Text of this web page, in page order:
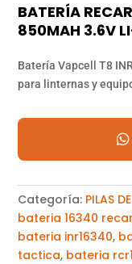
BATERÍA
850MAH 3.6V
Batería Vapcell T8
para linternas y
Categoría: PILAS
bateria 16340
bateria inr16340,
tactica, bateria